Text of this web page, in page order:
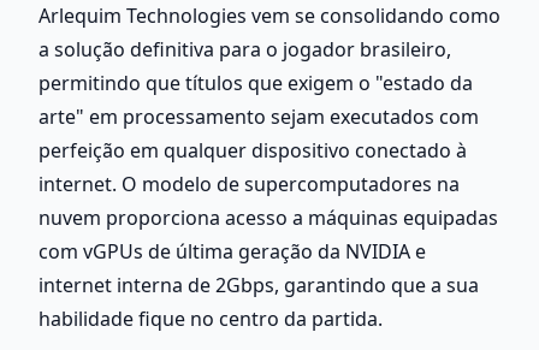
Arlequim Technologies vem se consolidando como
a solução definitiva para o jogador brasileiro,
permitindo que títulos que exigem o "estado da
arte" em processamento sejam executados com
perfeição em qualquer dispositivo conectado à
internet. O modelo de supercomputadores na
nuvem proporciona acesso a máquinas equipadas
com vGPUs de última geração da NVIDIA e
internet interna de 2Gbps, garantindo que a sua
habilidade fique no centro da partida.